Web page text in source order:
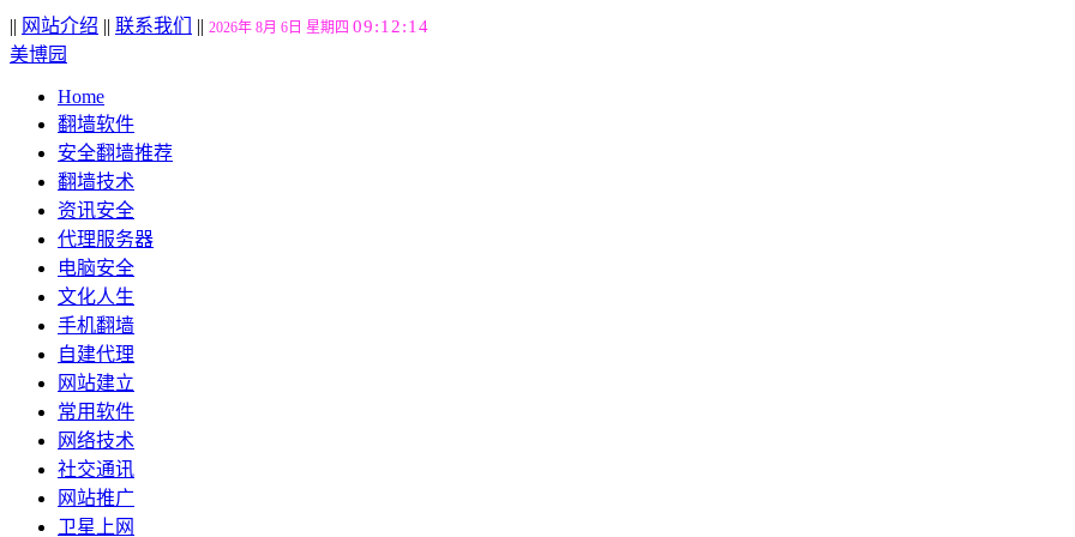
|| 网站介绍 || 联系我们 || 2026年 8月 6日 星期四 09:12:15
美博园
Home
翻墙软件
安全翻墙推荐
翻墙技术
资讯安全
代理服务器
电脑安全
文化人生
手机翻墙
自建代理
网站建立
常用软件
网络技术
社交通讯
网站推广
卫星上网